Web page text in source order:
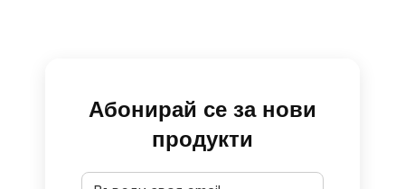
Абонирай се за нови
продукти